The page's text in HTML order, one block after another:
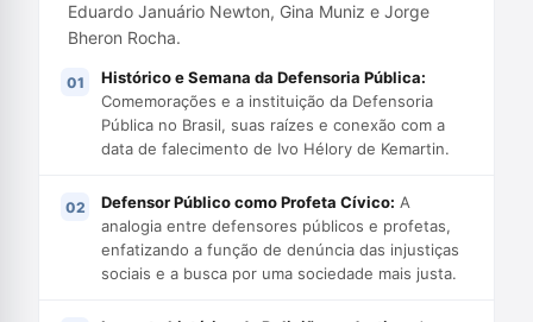
Eduardo Januário Newton, Gina Muniz e Jorge
Bheron Rocha.
Histórico e Semana da Defensoria Pública:
Comemorações e a instituição da Defensoria
Pública no Brasil, suas raízes e conexão com a
data de falecimento de Ivo Hélory de Kemartin.
Defensor Público como Profeta Cívico: A
analogia entre defensores públicos e profetas,
enfatizando a função de denúncia das injustiças
sociais e a busca por uma sociedade mais justa.